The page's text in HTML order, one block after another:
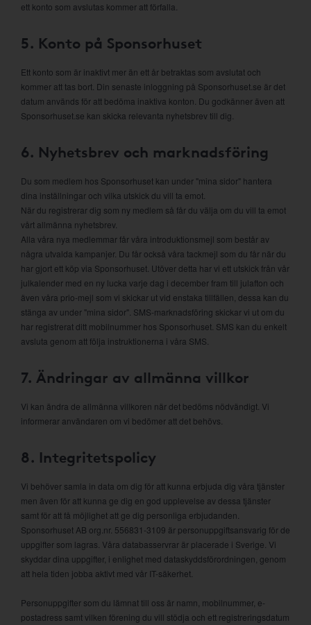
ett konto som avslutas kommer att förfalla.
5. Konto på Sponsorhuset
Ett konto som är inaktivt mer än ett år betraktas som avslutat och
kommer att tas bort. Din senaste inloggning på Sponsorhuset.se är det
datum används för att bedöma inaktiva konton. Du godkänner även att
Sponsorhuset.se kan skicka relevanta nyhetsbrev till dig.
6. Nyhetsbrev och marknadsföring
Du som medlem hos Sponsorhuset kan under "mina sidor" hantera
dina inställningar och vilka utskick du vill ta emot.
När du registrerar dig som ny medlem så får du välja om du vill ta emot
vårt allmänna nyhetsbrev.
Alla våra nya medlemmar får våra introduktionsmejl som består av
några utvalda kampanjer. Du får också våra tackmejl som du får när du
har gjort ett köp via Sponsorhuset. Utöver detta har vi ett utskick från vår
julkalender med en ny lucka varje dag i december fram till julafton och
även våra prio-mejl som vi skickar ut vid enstaka tillfällen, dessa kan du
stänga av under "mina sidor". SMS-marknadsföring skickar vi ut om du
har registrerat ditt mobilnummer hos Sponsorhuset. SMS kan du enkelt
avsluta genom att följa instruktionerna i våra SMS.
7. Ändringar av allmänna villkor
Vi kan ändra de allmänna villkoren när det bedöms nödvändigt. Vi
informerar användaren om vi bedömer att det behövs.
8. Integritetspolicy
Vi behöver samla in data om dig för att kunna erbjuda dig våra tjänster
men även för att kunna ge dig en god upplevelse av dessa tjänster
samt för att få möjlighet att ge dig personliga erbjudanden.
Sponsorhuset AB org.nr. 556831-3109 är personuppgiftsansvarig för de
uppgifter som lagras. Våra databasservrar är placerade i Sverige. Vi
skyddar dina uppgifter, i enlighet med dataskyddsförordningen, genom
att hela tiden jobba aktivt med vår IT-säkerhet.
Personuppgifter som du lämnat till oss är namn, mobilnummer, e-
postadress samt vilken förening du vill stödja och ett registreringsdatum